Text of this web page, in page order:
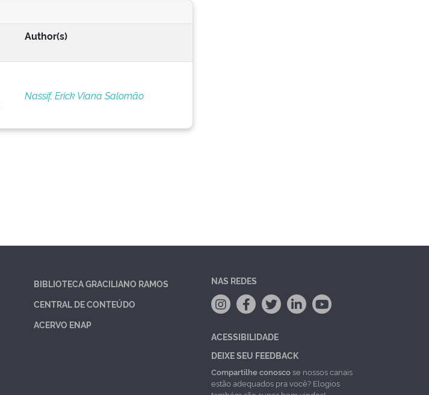
Author(s)
Nassif, Erick Viana Salomão
BIBLIOTECA GRACILIANO RAMOS
CENTRAL DE CONTEÚDO
ACERVO ENAP
NAS REDES
ACESSIBILIDADE
DEIXE SEU FEEDBACK
Compartilhe conoscose nossos canais
estão adequados pra você? Elogios